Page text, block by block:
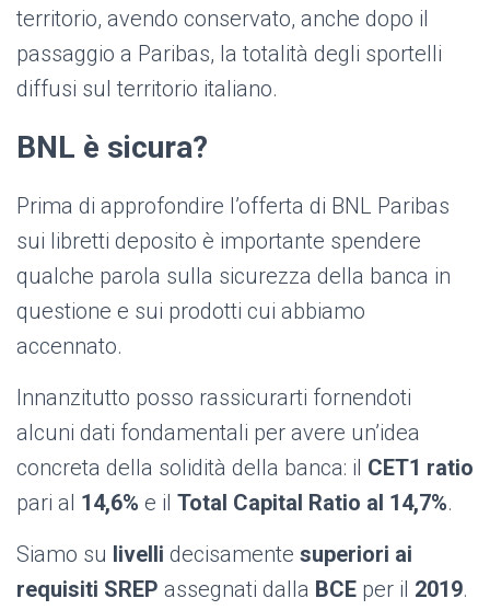
territorio, avendo conservato, anche dopo il
passaggio a Paribas, la totalità degli sportelli
diffusi sul territorio italiano.
BNL è sicura?
Prima di approfondire l’offerta di BNL Paribas
sui libretti deposito è importante spendere
qualche parola sulla sicurezza della banca in
questione e sui prodotti cui abbiamo
accennato.
Innanzitutto posso rassicurarti fornendoti
alcuni dati fondamentali per avere un’idea
concreta della solidità della banca: il CET1 ratio
pari al 14,6% e il Total Capital Ratio al 14,7%.
Siamo su livelli decisamente superiori ai
requisiti SREP assegnati dalla BCE per il 2019.